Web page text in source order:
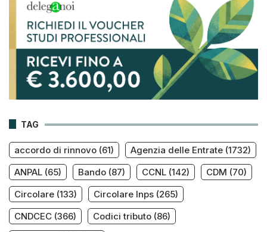
TAG
accordo di rinnovo (61) Agenzia delle Entrate (1732)
ANPAL (65) Bando (87) CCNL (142) CDM (70)
Circolare (133) Circolare Inps (265)
CNDCEC (366) Codici tributo (86)